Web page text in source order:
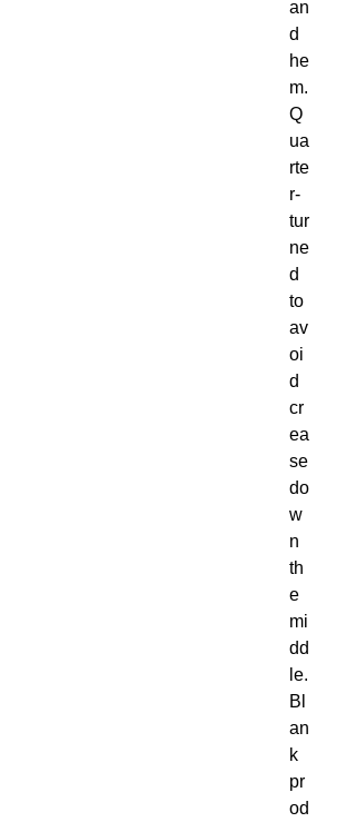
an
d
he
m.
Q
ua
rte
r-
tur
ne
d
to
av
oi
d
cr
ea
se
do
w
n
th
e
mi
dd
le.
Bl
an
k
pr
od